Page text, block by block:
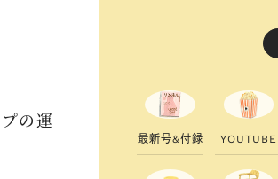
の運
最新号&付録 YOUTU B E